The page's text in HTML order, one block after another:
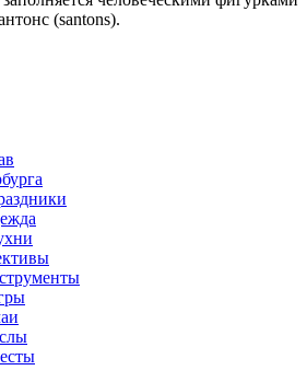
(santons).